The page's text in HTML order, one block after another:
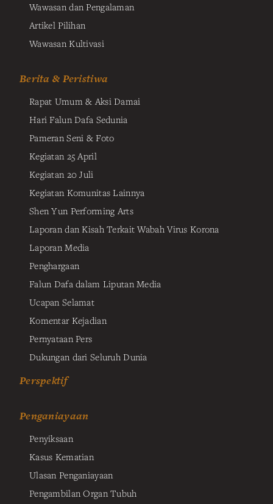
Wawasan dan Pengalaman
Artikel Pilihan
Wawasan Kultivasi
Berita & Peristiwa
Rapat Umum & Aksi Damai
Hari Falun Dafa Sedunia
Pameran Seni & Foto
Kegiatan 25 April
Kegiatan 20 Juli
Kegiatan Komunitas Lainnya
Shen Yun Performing Arts
Laporan dan Kisah Terkait Wabah Virus Korona
Laporan Media
Penghargaan
Falun Dafa dalam Liputan Media
Ucapan Selamat
Komentar Kejadian
Pernyataan Pers
Dukungan dari Seluruh Dunia
Perspektif
Penganiayaan
Penyiksaan
Kasus Kematian
Ulasan Penganiayaan
Pengambilan Organ Tubuh